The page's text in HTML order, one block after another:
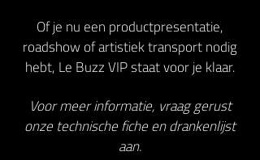
Of je nu een productpresentatie,
roadshow of artistiek transport nodig
hebt, Le Buzz VIP staat voor je klaar.
Voor meer informatie, vraag gerust
onze technische fiche en drankenlijst
aan.